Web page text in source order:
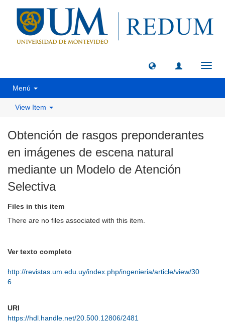
Menú
View Item
Obtención de rasgos preponderantes
en imágenes de escena natural
mediante un Modelo de Atención
Selectiva
Files in this item
There are no files associated with this item.
Ver texto completo
http://revistas.um.edu.uy/index.php/ingenieria/article/view/30
6
URI
https://hdl.handle.net/20.500.12806/2481